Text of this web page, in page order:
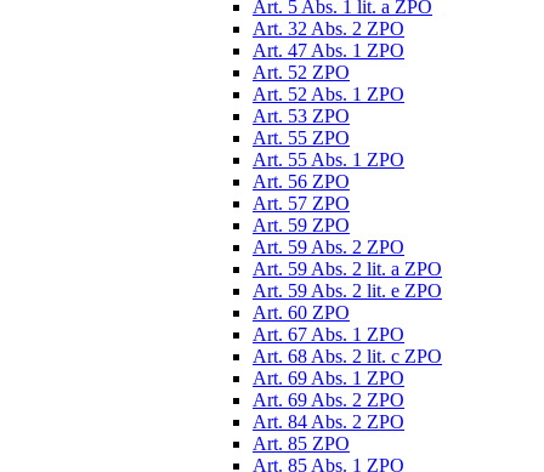
Art. 5 Abs. 1 lit. a ZPO
Art. 32 Abs. 2 ZPO
Art. 47 Abs. 1 ZPO
Art. 52 ZPO
Art. 52 Abs. 1 ZPO
Art. 53 ZPO
Art. 55 ZPO
Art. 55 Abs. 1 ZPO
Art. 56 ZPO
Art. 57 ZPO
Art. 59 ZPO
Art. 59 Abs. 2 ZPO
Art. 59 Abs. 2 lit. a ZPO
Art. 59 Abs. 2 lit. e ZPO
Art. 60 ZPO
Art. 67 Abs. 1 ZPO
Art. 68 Abs. 2 lit. c ZPO
Art. 69 Abs. 1 ZPO
Art. 69 Abs. 2 ZPO
Art. 84 Abs. 2 ZPO
Art. 85 ZPO
Art. 85 Abs. 1 ZPO